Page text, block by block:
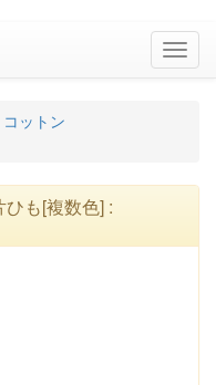
コットン
も[複数色] :